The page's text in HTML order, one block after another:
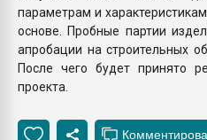
параметрам и
основе. Пробные партии
апробации на строительных
После чего будет принято
проекта.